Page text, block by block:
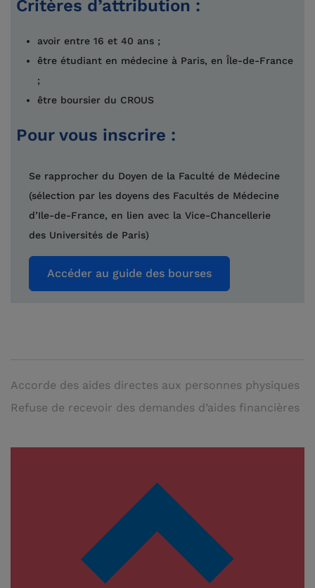
Critères d’attribution :
avoir entre 16 et 40 ans ;
être étudiant en médecine à Paris, en Île-de-France
;
être boursier du CROUS
Pour vous inscrire :
Se rapprocher du Doyen de la Faculté de Médecine
(sélection par les doyens des Facultés de Médecine
d’Ile-de-France, en lien avec la Vice-Chancellerie
des Universités de Paris)
Accéder au guide des bourses
Accorde des aides directes aux personnes physiques
Refuse de recevoir des demandes d’aides financières